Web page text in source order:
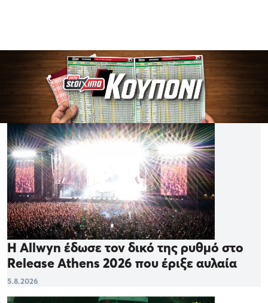
Η Allwyn έδωσε τον δικό της ρυθμό στο
Release Athens 2026 που έριξε αυλαία
5.8.2026